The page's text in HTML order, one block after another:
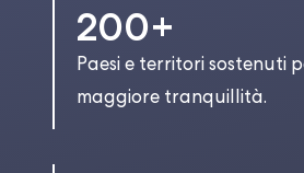
200+
Paesi e territori sostenuti
maggiore tranquillità.